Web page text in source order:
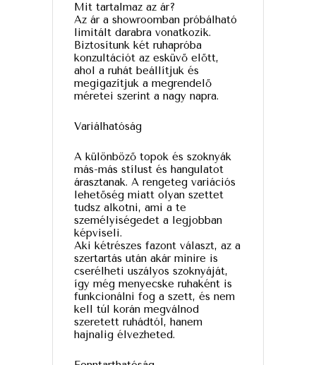
Mit tartalmaz az ár?
Az ár a showroomban próbálható
limitált darabra vonatkozik.
Biztosítunk két ruhapróba
konzultációt az esküvő előtt,
ahol a ruhát beállítjuk és
megigazítjuk a megrendelő
méretei szerint a nagy napra.
Variálhatóság
A különböző topok és szoknyák
más-más stílust és hangulatot
árasztanak. A rengeteg variációs
lehetőség miatt olyan szettet
tudsz alkotni, ami a te
személyiségedet a legjobban
képviseli.
Aki kétrészes fazont választ, az a
szertartás után akár minire is
cserélheti uszályos szoknyáját,
így még menyecske ruhaként is
funkcionálni fog a szett, és nem
kell túl korán megválnod
szeretett ruhádtól, hanem
hajnalig élvezheted.